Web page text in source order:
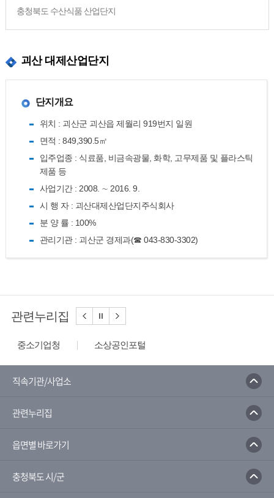
충청북도 수산식품 산업단지
괴산 대제산업단지
단지개요
위치 : 괴산군 괴산읍 제월리 919번지 일원
면적 : 849,390.5㎡
입주업종 : 식료품, 비금속광물, 화학, 고무제품 및 플라스틱
제품 등
사업기간 : 2008. ∼ 2016. 9.
시 행 자 : 괴산대제산업단지주식회사
분 양 률 : 100%
관리기관 : 괴산군 경제과(☎ 043-830-3302)
관련누리집
중소기업청
소상공인포털
창업정보
직속기관/사업소
관련누리집
읍면별 바로가기
충청북도 시/군